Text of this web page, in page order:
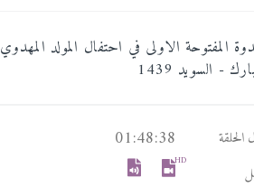
المفتوحة الاولى في احتفال المولد المهدوي
- السويد 1439
01:48:38
HD